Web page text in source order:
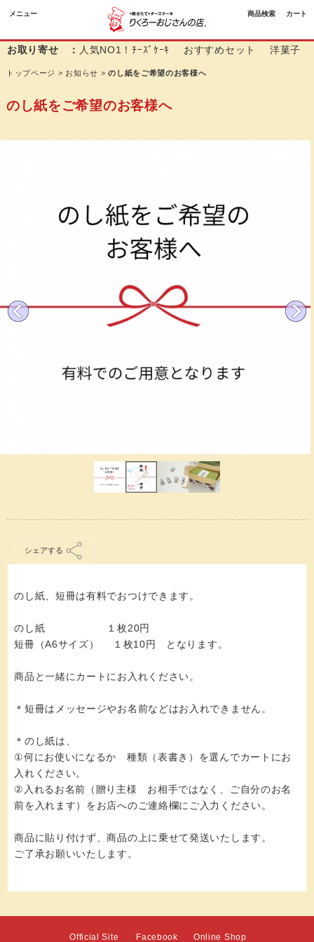
メニュー 商品検索 カート
お取り寄せ ： 人気NO1！ﾁｰｽﾞｹｰｷ おすすめセット 洋菓子
トップページ > お知らせ >のし紙をご希望のお客様へ
のし紙をご希望のお客様へ
シェアする
のし紙、短冊は有料でおつけできます。
のし紙 １枚20円
短冊（A6サイズ） １枚10円 となります。
商品と一緒にカートにお入れください。
＊短冊はメッセージやお名前などはお入れできません。
＊のし紙は、
①何にお使いになるか 種類（表書き）を選んでカートにお
入れください。
②入れるお名前（贈り主様 お相手ではなく、ご自分のお名
前を入れます）をお店へのご連絡欄にご入力ください。
商品に貼り付けず、商品の上に乗せて発送いたします。
ご了承お願いいたします。
Official Site Facebook Online Shop